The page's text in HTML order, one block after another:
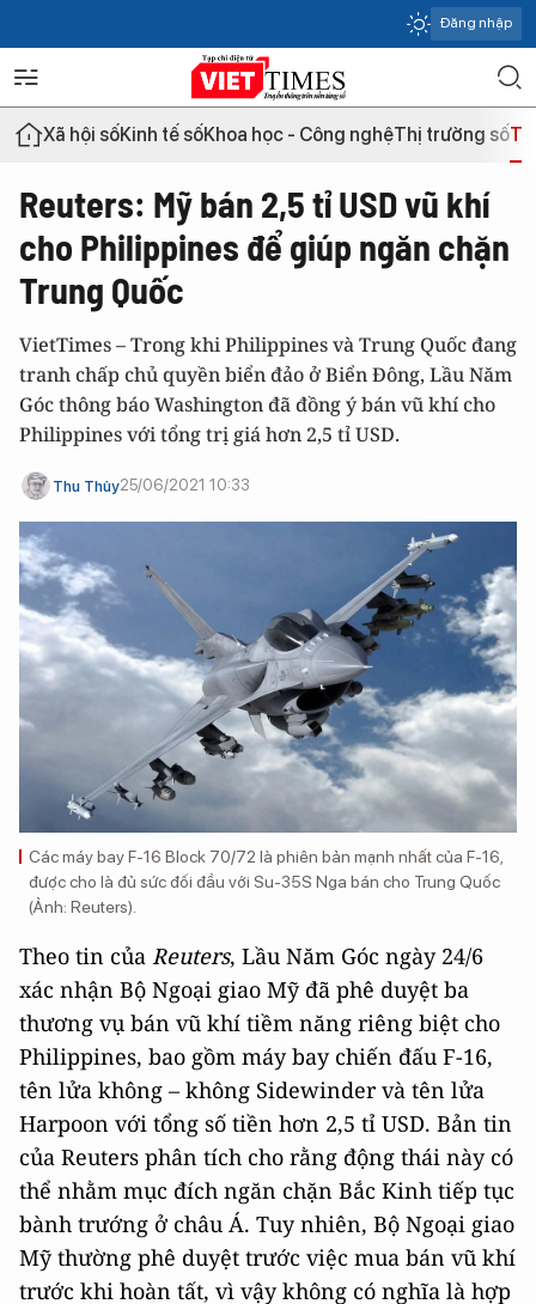
Đăng nhập
Xã hội sốKinh tế sốKhoa học - Công nghệThị trường số
Reuters: Mỹ bán 2,5 tỉ USD vũ khí
cho Philippines để giúp ngăn chặn
Trung Quốc
VietTimes – Trong khi Philippines và Trung Quốc đang
tranh chấp chủ quyền biển đảo ở Biển Đông, Lầu Năm
Góc thông báo Washington đã đồng ý bán vũ khí cho
Philippines với tổng trị giá hơn 2,5 tỉ USD.
Thu Thủy25/06/2021 10:33
Các máy bay F-16 Block 70/72 là phiên bản mạnh nhất của F-16,
được cho là đủ sức đối đầu với Su-35S Nga bán cho Trung Quốc
(Ảnh: Reuters).
Theo tin của Reuters, Lầu Năm Góc ngày 24/6
xác nhận Bộ Ngoại giao Mỹ đã phê duyệt ba
thương vụ bán vũ khí tiềm năng riêng biệt cho
Philippines, bao gồm máy bay chiến đấu F-16,
tên lửa không – không Sidewinder và tên lửa
Harpoon với tổng số tiền hơn 2,5 tỉ USD. Bản tin
của Reuters phân tích cho rằng động thái này có
thể nhằm mục đích ngăn chặn Bắc Kinh tiếp tục
bành trướng ở châu Á. Tuy nhiên, Bộ Ngoại giao
Mỹ thường phê duyệt trước việc mua bán vũ khí
trước khi hoàn tất, vì vậy không có nghĩa là hợp